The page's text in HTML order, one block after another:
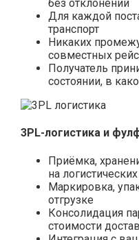
без отклонений
Для каждой
транспорт
Никаких
совместных
Получатель
состоянии, в
3PL-логистика и
Приёмка,
на
Маркировка,
отгрузке
Консолидация
стоимости